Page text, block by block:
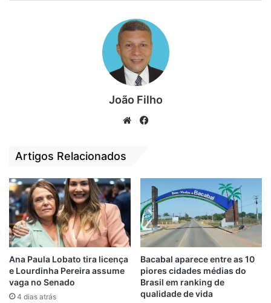
A Riachuelo ainda não se pronunciou
oficialmente sobre a causa do problema,
nem se os consumidores que não
conseguirem quitar suas faturas até o
vencimento por conta da falha técnica
serão isentados de encargos financeiros. O
Código de Defesa do Consumidor
determina que empresas não podem
João Filho
We
Artigos Relacionados
Ana Paula Lobato tira licença
e Lourdinha Pereira assume
vaga no Senado
4 dias atrás
Bacabal aparece entre as 10
piores cidades médias do
Brasil em ranking de
qualidade de vida